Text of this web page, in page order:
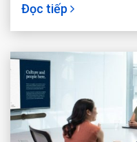
chia sẻ trực tiếp trong
Đọc tiếp